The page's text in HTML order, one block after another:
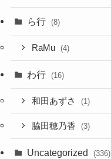
ら行 (8)
RaMu (4)
わ行 (16)
和田あずさ (1)
脇田穂乃香 (3)
Uncategorized (336)